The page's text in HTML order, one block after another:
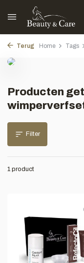
Terug Home Tags
Producten
Filter
1 product